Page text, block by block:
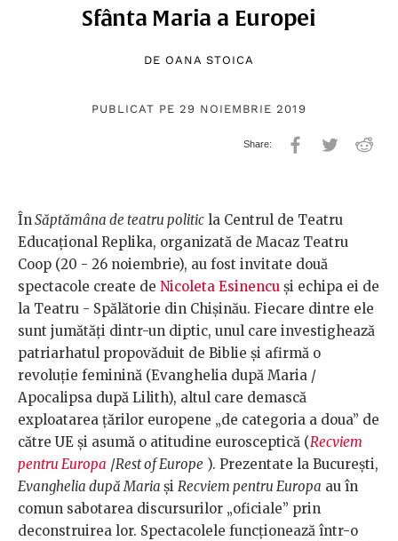
Sfânta Maria a Europei
DE OANA STOICA
PUBLICAT PE 29 NOIEMBRIE 2019
ÎnSăptămâna de teatru politic la Centrul de Teatru
Educațional Replika, organizată de Macaz Teatru
Coop (20 - 26 noiembrie), au fost invitate două
spectacole create de Nicoleta Esinencu şi echipa ei de
la Teatru - Spălătorie din Chişinău. Fiecare dintre ele
sunt jumătăţi dintr-un diptic, unul care investighează
patriarhatul propovăduit de Biblie şi afirmă o
revoluţie feminină (Evanghelia după Maria /
Apocalipsa după Lilith), altul care demască
exploatarea ţărilor europene „de categoria a doua” de
către UE şi asumă o atitudine eurosceptică (Recviem
pentru Europa /Rest of Europe ). Prezentate la Bucureşti,
Evanghelia după Maria şi Recviem pentru Europa au în
comun sabotarea discursurilor „oficiale” prin
deconstruirea lor. Spectacolele funcţionează într-o